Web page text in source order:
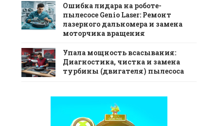
Ошибка лидара на роботе-
пылесосе Genio Laser: Ремонт
лазерного дальномера и замена
моторчика вращения
Упала мощность всасывания:
Диагностика, чистка и замена
турбины (двигателя) пылесоса